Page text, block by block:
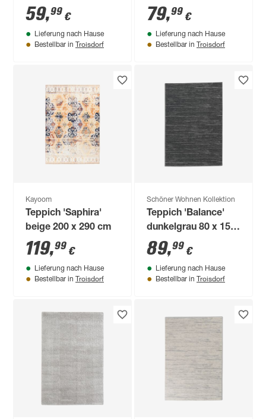
59,99 €
Lieferung nach Hause
Bestellbar in Troisdorf
79,99 €
Lieferung nach Hause
Bestellbar in Troisdorf
Kayoom
Teppich 'Saphira'
beige 200 x 290 cm
119,99 €
Lieferung nach Hause
Bestellbar in Troisdorf
Schöner Wohnen Kollektion
Teppich 'Balance'
dunkelgrau 80 x 150
cm
89,99 €
Lieferung nach Hause
Bestellbar in Troisdorf